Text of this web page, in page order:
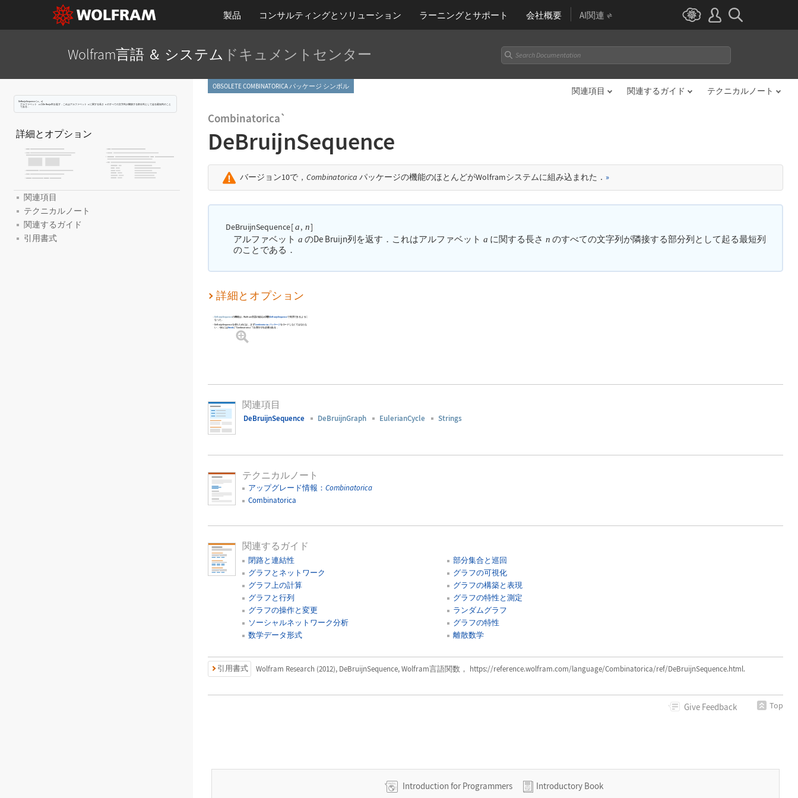
製品 コンサルティングとソリューション ラーニングとサポート 会社概要 AI関連
Wolfram言語 ＆ システム ドキュメントセンター
DeBruijnSequence [ a , n]
アルファベット
aのDe Bruijn列を返す．これはアルファベット aに関する長さ nのすべての文字列が隣接する部分列として起る最短列のこと
である．
詳細とオプション
関連項目
テクニカルノート
関連するガイド
引用書式
OBSOLETE COMBINATORICA パッケージ シンボル 関連項目 関連するガイド テクニカルノート
Combinatorica`
DeBruijnSequence
バージョン10で， Combinatorica パッケージの機能のほとんどがWolframシステムに組み込まれた． »
DeBruijnSequence[ a, n]
アルファベット a のDe Bruijn列を返す．これはアルファベット a に関する長さ n のすべての文字列が隣接する部分列として起る最短列
のことである．
詳細とオプション
DeBruijnSequenceの機能は，Wolfram言語の組込み関数 DeBruijnSequenceで利用できるように
なった．
DeBruijnSequenceを使うためには，まずCombinatorica パッケージをロードしなくてはならな
い．それにはNeeds[ "Combinatorica`"]を実行する必要がある．
関連項目
DeBruijnSequence DeBruijnGraph EulerianCycle Strings
テクニカルノート
アップグレード情報： Combinatorica
Combinatorica
関連するガイド
閉路と連結性
部分集合と巡回
グラフとネットワーク
グラフの可視化
グラフ上の計算
グラフの構築と表現
グラフと行列
グラフの特性と測定
グラフの操作と変更
ランダムグラフ
ソーシャルネットワーク分析
グラフの特性
数学データ形式
離散数学
引用書式 Wolfram Research (2012), DeBruijnSequence, Wolfram言語関数， https://reference.wolfram.com/language/Combinatorica/ref/DeBruijnSequence.html.
Give Feedback Top
Introduction for Programmers Introductory Book